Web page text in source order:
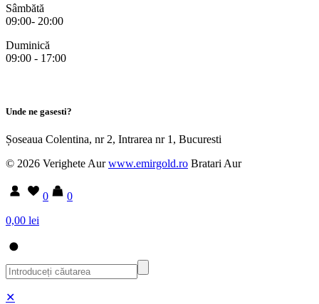
Sâmbătă
09:00- 20:00
Duminică
09:00 - 17:00
Unde ne gasesti?
Șoseaua Colentina, nr 2, Intrarea nr 1, Bucuresti
© 2026 Verighete Aurwww.emirgold.ro Bratari Aur
0
0
0,00 lei
✕